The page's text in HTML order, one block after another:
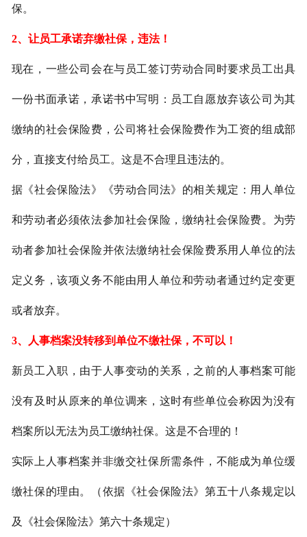
保。
2、 让员工承诺弃缴社保，违法！
现在，一些公司会在与员工签订劳动合同时要求员工出具
一份书面承诺，承诺书中写明：员工自愿放弃该公司为其
缴纳的社会保险费，公司将社会保险费作为工资的组成部
分，直接支付给员工。这是不合理且违法的。
据《社会保险法》《劳动合同法》的相关规定：用人单位
和劳动者必须依法参加社会保险，缴纳社会保险费。 为劳
动者参加社会保险并依法缴纳社会保险费系用人单位的法
定义务，该项义务不能由用人单位和劳动者通过约定变更
或者放弃。
3、 人事档案没转移到单位不缴社保，不可以！
新员工入职，由于人事变动的关系，之前的人事档案可能
没有及时从原来的单位调来，这时有些单位会称因为没有
档案所以无法为员工缴纳社保。这是不合理的！
实际上人事档案并非缴交社保所需条件，不能成为单位缓
缴社保的理由。（依据《社会保险法》第五十八条规定以
及《社会保险法》第六十条规定）